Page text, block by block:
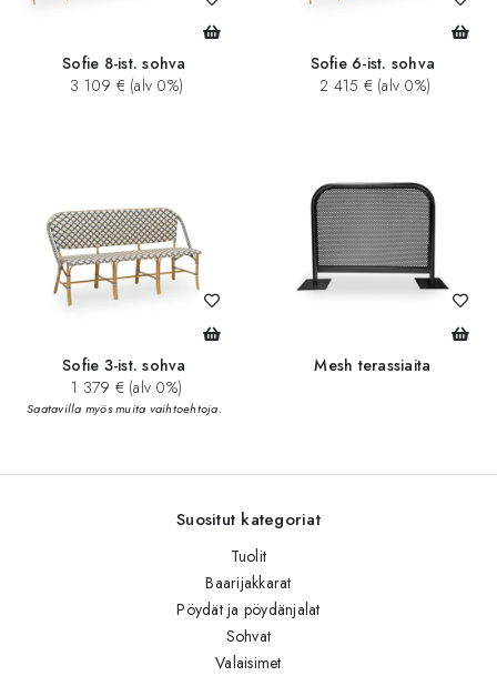
Sofie 8-ist. sohva
3 109 € (alv 0%)
Sofie 6-ist. sohva
2 415 € (alv 0%)
Sofie 3-ist. sohva
1 379 € (alv 0%)
Saatavilla myös muita vaihtoehtoja.
Mesh terassiaita
Suositut kategoriat
Tuolit
Baarijakkarat
Pöydät ja pöydänjalat
Sohvat
Valaisimet